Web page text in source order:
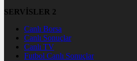
SERVİSLER 2
Canlı Borsa
Canlı Sonuçlar
Canlı TV
Futbol Canlı Sonuçlar